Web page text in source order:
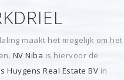
maakt het mogelijk om het
NV Niba is hiervoor de
Huygens Real Estate BV in